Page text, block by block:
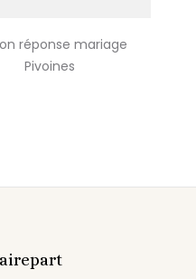
réponse mariage
Pivoines